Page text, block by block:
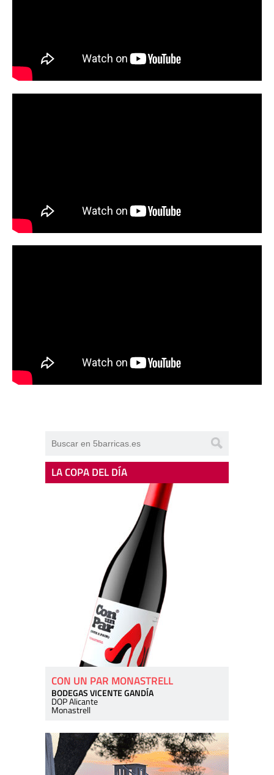
LA COPA DEL DÍA
CON UN PAR MONASTRELL
BODEGAS VICENTE GANDÍA
DOP Alicante
Monastrell